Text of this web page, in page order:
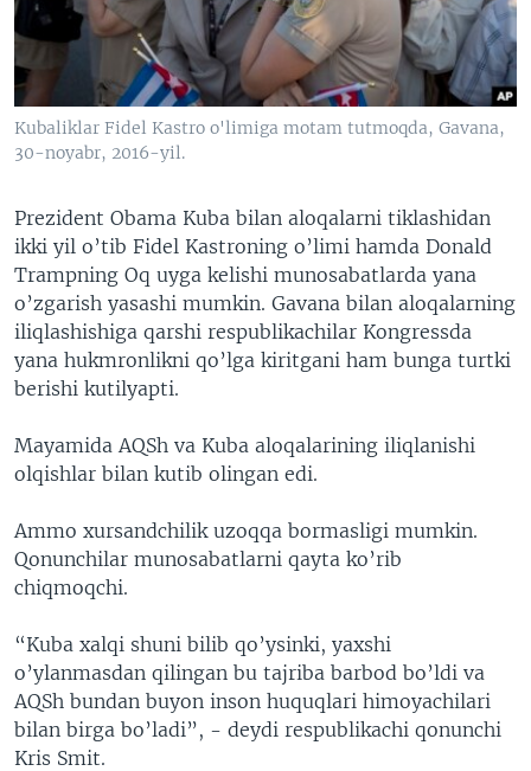
VIDEO
XABARLAR SURATLARDA
ODNOKLASSNIKI
TWITTER
SOUNDCLOUD
VOA
Kubaliklar Fidel Kastro o'limiga motam tutmoqda, Gavana,
30-noyabr, 2016-yil.
Prezident Obama Kuba bilan aloqalarni tiklashidan
ikki yil o’tib Fidel Kastroning o’limi hamda Donald
Trampning Oq uyga kelishi munosabatlarda yana
o’zgarish yasashi mumkin. Gavana bilan aloqalarning
iliqlashishiga qarshi respublikachilar Kongressda
yana hukmronlikni qo’lga kiritgani ham bunga turtki
berishi kutilyapti.
Mayamida AQSh va Kuba aloqalarining iliqlanishi
olqishlar bilan kutib olingan edi.
Ammo xursandchilik uzoqqa bormasligi mumkin.
Qonunchilar munosabatlarni qayta ko’rib
chiqmoqchi.
“Kuba xalqi shuni bilib qo’ysinki, yaxshi
o’ylanmasdan qilingan bu tajriba barbod bo’ldi va
AQSh bundan buyon inson huquqlari himoyachilari
bilan birga bo’ladi”, - deydi respublikachi qonunchi
Kris Smit.